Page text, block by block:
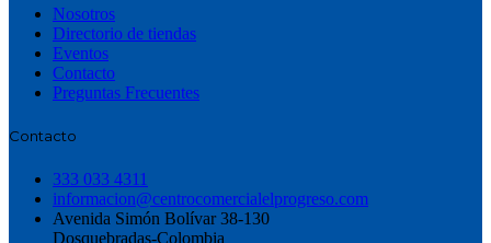
Nosotros
Directorio de tiendas
Eventos
Contacto
Preguntas Frecuentes
Contacto
333 033 4311
informacion@centrocomercialelprogreso.com
Avenida Simón Bolívar 38-130
Dosquebradas-Colombia